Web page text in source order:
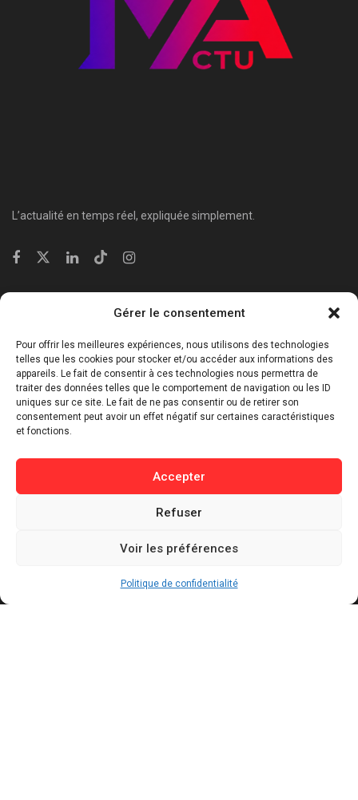
Gérer le consentement
Pour offrir les meilleures expériences, nous utilisons des technologies
telles que les cookies pour stocker et/ou accéder aux informations des
appareils. Le fait de consentir à ces technologies nous permettra de
traiter des données telles que le comportement de navigation ou les ID
uniques sur ce site. Le fait de ne pas consentir ou de retirer son
consentement peut avoir un effet négatif sur certaines caractéristiques
et fonctions.
Accepter
Refuser
Voir les préférences
Politique de confidentialité
L’actualité en temps réel, expliquée simplement.
Économie & Business
⁠Culture & Divertissement
⁠Tech & Innovation
Sport
Buzz / Insolite
Informations
Politique de cookies